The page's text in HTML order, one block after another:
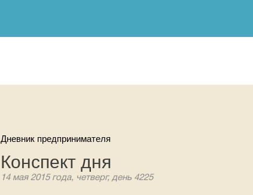
Дневник предпринимателя
Конспект дня
14 мая 2015 года, четверг, день 4225